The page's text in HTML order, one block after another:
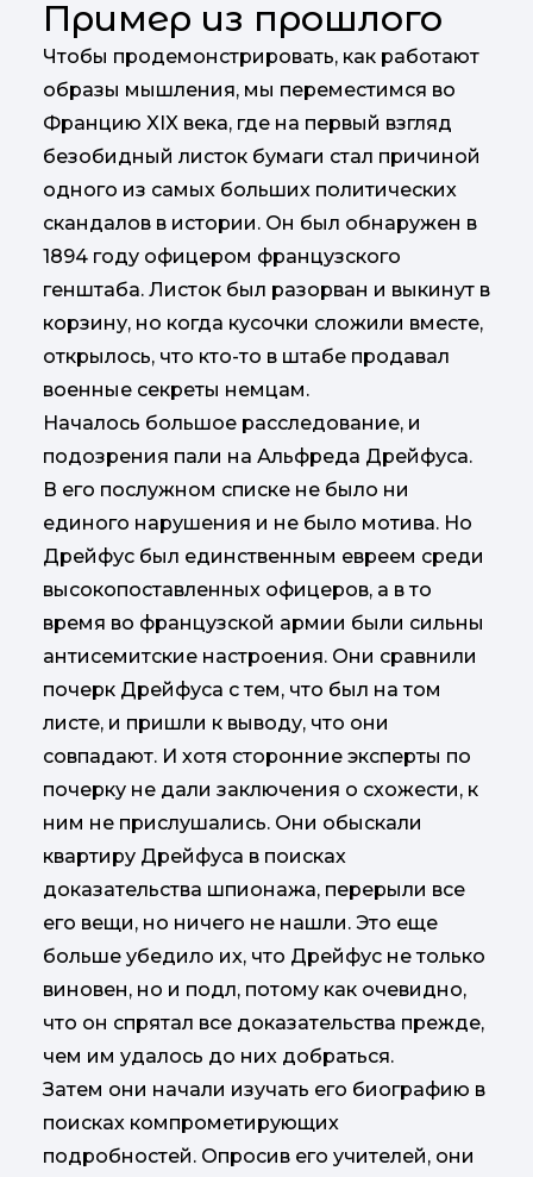
Пример из прошлого
Чтобы продемонстрировать, как работают
образы мышления, мы переместимся во
Францию XIX века, где на первый взгляд
безобидный листок бумаги стал причиной
одного из самых больших политических
скандалов в истории. Он был обнаружен в
1894 году офицером французского
генштаба. Листок был разорван и выкинут в
корзину, но когда кусочки сложили вместе,
открылось, что кто-то в штабе продавал
военные секреты немцам.
Началось большое расследование, и
подозрения пали на Альфреда Дрейфуса.
В его послужном списке не было ни
единого нарушения и не было мотива. Но
Дрейфус был единственным евреем среди
высокопоставленных офицеров, а в то
время во французской армии были сильны
антисемитские настроения. Они сравнили
почерк Дрейфуса с тем, что был на том
листе, и пришли к выводу, что они
совпадают. И хотя сторонние эксперты по
почерку не дали заключения о схожести, к
ним не прислушались. Они обыскали
квартиру Дрейфуса в поисках
доказательства шпионажа, перерыли все
его вещи, но ничего не нашли. Это еще
больше убедило их, что Дрейфус не только
виновен, но и подл, потому как очевидно,
что он спрятал все доказательства прежде,
чем им удалось до них добраться.
Затем они начали изучать его биографию в
поисках компрометирующих
подробностей. Опросив его учителей, они